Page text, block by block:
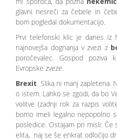
glavni nesreči za čebele in
bom pogledal dokumentacijo.
Prvi telefonski klic je danes iz
najnovejša dognanja v zvezi z
poročevalec. Gospod poziva
Evropske zveze.
Brexit. Slika ni manj zapletena.
o istem. Lahko se zgodi, da bo
volitve (zadnji rok za razpis
bomo imeli legalno nepopolno
posledice. Ostajam pri misli:
elita, naj se še enkrat odločijo